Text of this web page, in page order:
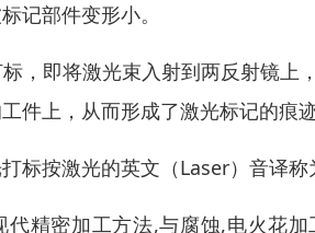
记部件变形小。
，即将激光束入射到两反射镜
件上，从而形成了激光标记的痕
标按激光的英文（Laser）音译称
代精密加工方法,与腐蚀,电火花